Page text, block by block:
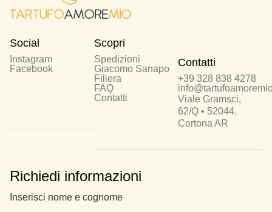
Social
Instagram
Facebook
Scopri
Spedizioni
Giacomo Sanapo
Filiera
FAQ
Contatti
Contatti
+39 328 838 4278
Viale Gramsci,
62/Q • 52044,
Cortona AR
Richiedi informazioni
Inserisci nome e cognome